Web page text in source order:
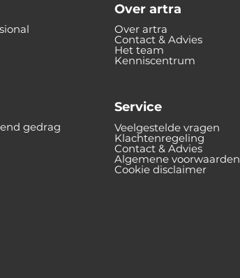
gedrag
Over artra
Over artra
Contact & Advies
Het team
Kenniscentrum
Service
Veelgestelde vragen
Klachtenregeling
Contact & Advies
Algemene voorwaarden
Cookie disclaimer